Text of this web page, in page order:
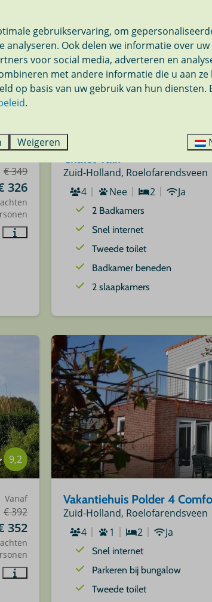
€ 349
326
Chalet Valk
Zuid-Holland, Roelofarendsveen
4
Nee 2 Ja
2 Badkamers
Snel internet
Tweede toilet
Badkamer beneden
2 slaapkamers
9,2
Vanaf
€ 392
352
Vakantiehuis Polder 4
Zuid-Holland, Roelofarendsveen
4
1 2 Ja
Snel internet
Parkeren bij bungalow
Tweede toilet
gebruikservaring, om
analyseren. Ook delen we informatie over uw
voor social media, adverteren en
met andere informatie die u aan ze
op basis van uw gebruik van hun diensten.
.
Weigeren